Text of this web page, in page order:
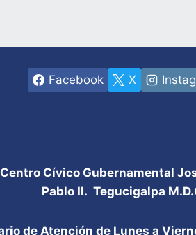
Facebook X
Centro Cívico Gubernamental
Pablo II. Tegucigalpa
de Atención de Lunes a